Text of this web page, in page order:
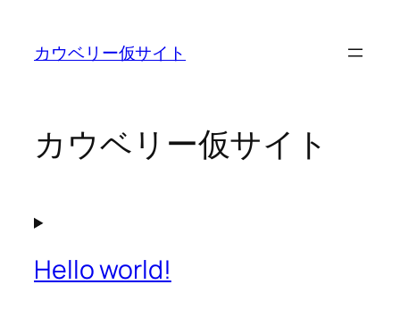
カウベリー仮サイト
カウベリー仮サイト
Hello world!